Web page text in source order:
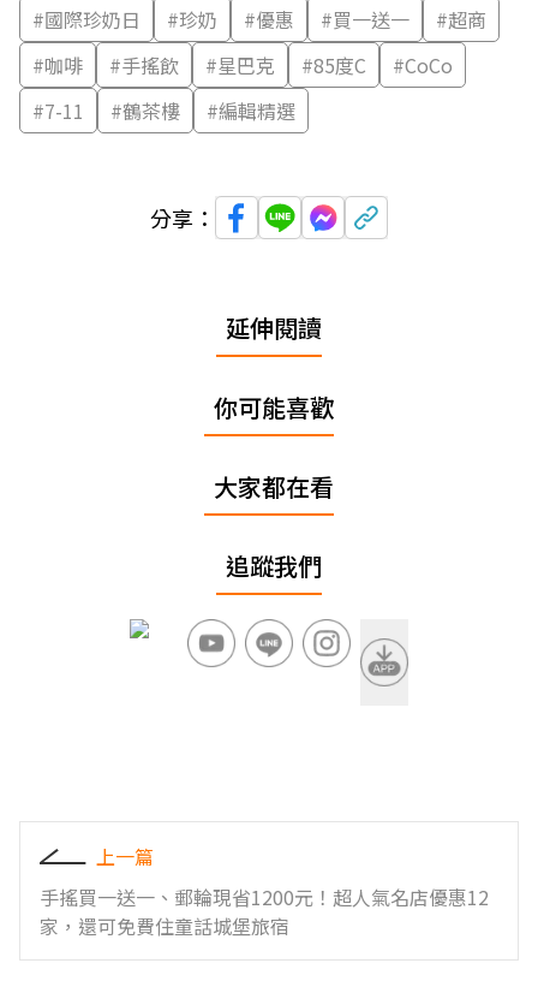
#國際珍奶日 #珍奶 #優惠 #買一送一 #超商
#咖啡 #手搖飲 #星巴克 #85度C #CoCo
#7-11 #鶴茶樓 #編輯精選
分享：
延伸閱讀
你可能喜歡
大家都在看
追蹤我們
上一篇
手搖買一送一、郵輪現省1200元！超人氣名店優惠12
家，還可免費住童話城堡旅宿